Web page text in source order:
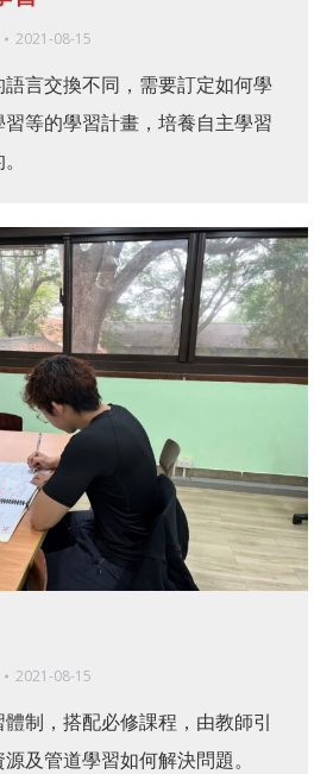
2021-08-15
言交換不同，需要訂定如何學
等的學習計畫，培養自主學習
2021-08-15
制，搭配必修課程，由教師引
及管道學習如何解決問題。